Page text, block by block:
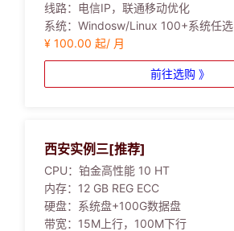
线路： 电信IP，联通移动优化
系统： Windosw/Linux 100+系统任选
¥ 100.00 起/ 月
前往选购 》
西安实例三[推荐]
CPU： 铂金高性能 10 HT
内存： 12 GB REG ECC
硬盘： 系统盘+100G数据盘
带宽： 15M上行，100M下行